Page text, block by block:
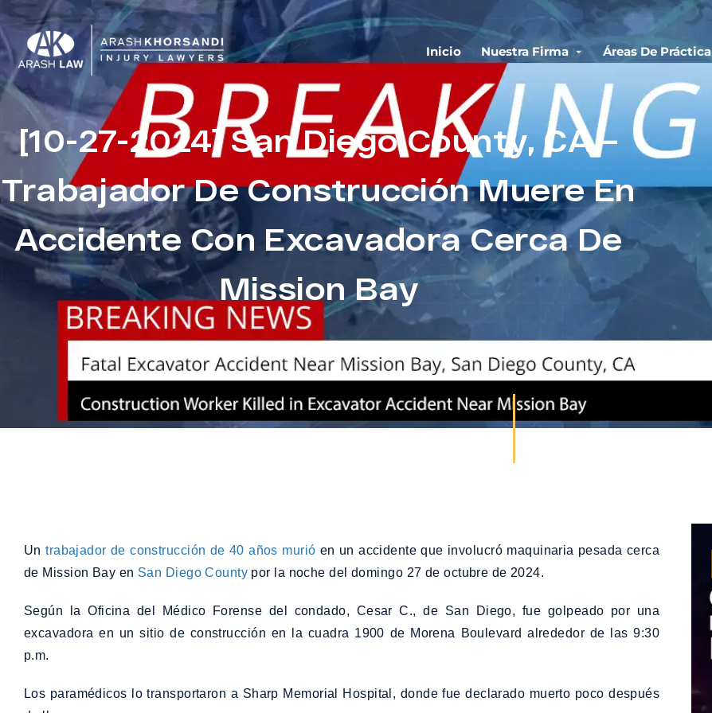
Inicio Nuestra Firma Áreas De Práctica
[10-27-2024] San Diego County, CA –
Trabajador De Construcción Muere En
Accidente Con Excavadora Cerca De
Mission Bay
Untrabajador de construcción de 40 años murió en un accidente que involucró maquinaria pesada cerca
de Mission Bay en San Diego County por la noche del domingo 27 de octubre de 2024.
Según la Oficina del Médico Forense del condado, Cesar C., de San Diego, fue golpeado por una
excavadora en un sitio de construcción en la cuadra 1900 de Morena Boulevard alrededor de las 9:30
p.m.
Los paramédicos lo transportaron a Sharp Memorial Hospital, donde fue declarado muerto poco después